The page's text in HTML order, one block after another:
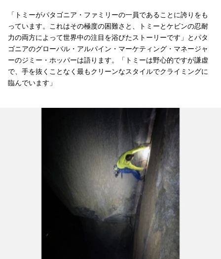
「トミーがパタゴニア・ファミリーの一員であることに誇りをも
っています。これはその極度の困難さと、トミーとケビンの忍耐
力の両方によって世界中の注目を浴びたストーリーです」とパタ
ゴニアのグローバル・アルパイン・マーケティング・マネージャ
ーのジミー・ホッパーは語ります。「トミーは野心的ですが謙虚
で、手を抜くことなく最もクリーンなスタイルでクライミングに
臨んでいます」